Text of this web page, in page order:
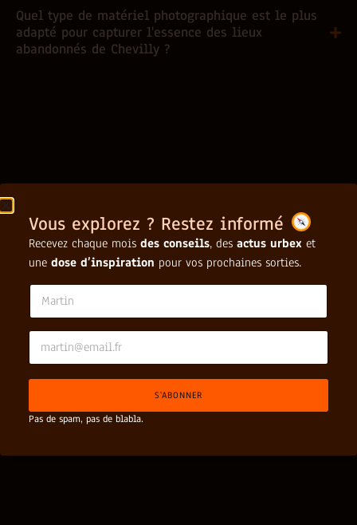
Quel type de matériel photographique est le plus
adapté pour capturer l'essence des lieux
abandonnés de Chevilly ?
Vous explorez ? Restez informé
Recevez chaque mois des conseils, des actus urbex et
une dose d’inspiration pour vos prochaines sorties.
N
m
e
E
a
i
*
S'ABONNER
Pas de spam, pas de blabla.